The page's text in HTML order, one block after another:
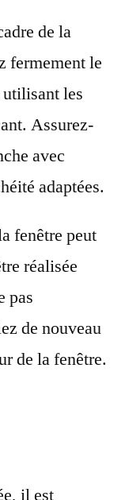
de la
fermement le
utilisant les
Assurez-
avec
adaptées.
fenêtre peut
réalisée
pas
de nouveau
de la fenêtre.
il est